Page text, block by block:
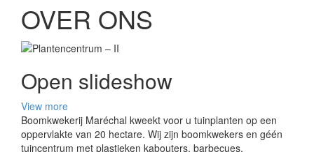
OVER ONS
Open slideshow
View more
Boomkwekerij Maréchal kweekt voor u tuinplanten op een
oppervlakte van 20 hectare. Wij zijn boomkwekers en géén
tuincentrum met plastieken kabouters, barbecues,